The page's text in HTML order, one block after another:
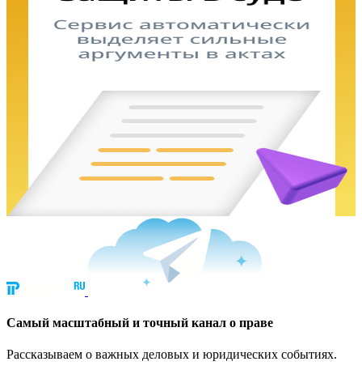
Cамый масштабный и точный канал о праве
Рассказываем о важных деловых и юридических событиях.